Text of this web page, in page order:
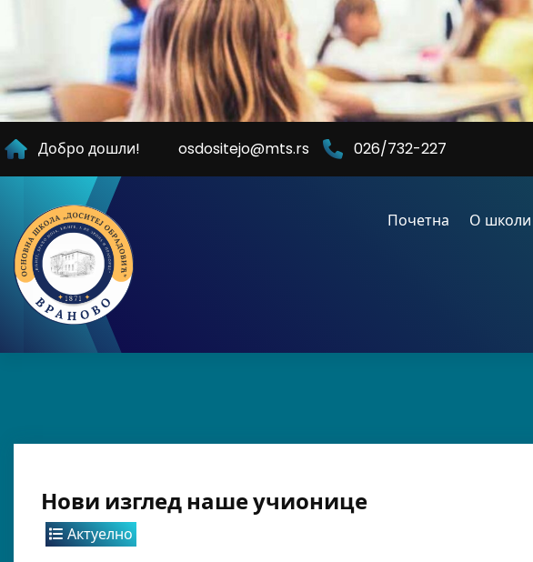
Добро дошли! osdositejo@mts.rs 026/732-227
Почетна О школи
Нови изглед наше учионице
Актуелно